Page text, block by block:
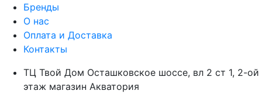
Бренды
О нас
Оплата и Доставка
Контакты
ТЦ Твой Дом Осташковское шоссе, вл 2 ст 1, 2-ой
этаж магазин Акватория